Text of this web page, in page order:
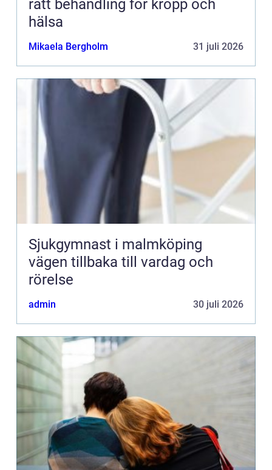
rätt behandling för kropp och
hälsa
Mikaela Bergholm 31 juli 2026
Sjukgymnast i malmköping
vägen tillbaka till vardag och
rörelse
admin 30 juli 2026